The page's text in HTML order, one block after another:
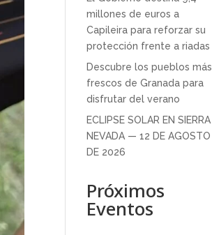
millones de euros a
Capileira para reforzar su
protección frente a riadas
Descubre los pueblos más
frescos de Granada para
disfrutar del verano
ECLIPSE SOLAR EN SIERRA
NEVADA — 12 DE AGOSTO
DE 2026
Próximos
Eventos